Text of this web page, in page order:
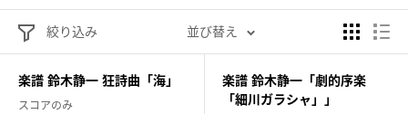
絞り込み 並び替え
楽譜 鈴木静一 狂詩曲「海」
スコアのみ
楽譜 鈴木静一「劇的序楽
「細川ガラシャ」」